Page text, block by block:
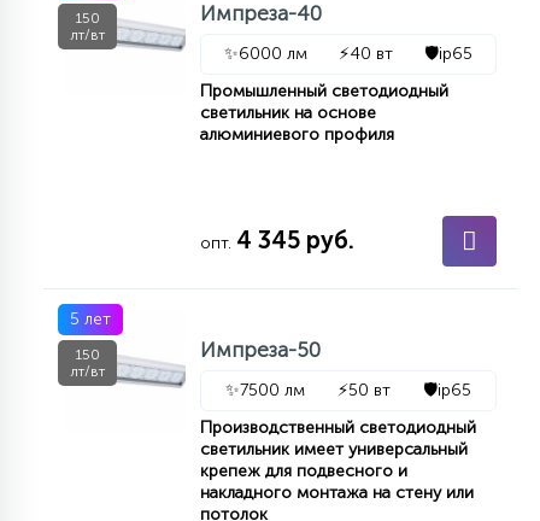
150
лт/вт
Импреза-40
✨6000 лм ⚡40 вт 🛡️ip65
Промышленный светодиодный
светильник на основе
алюминиевого профиля
опт. 4 345 руб.
5 лет
150
лт/вт
Импреза-50
✨7500 лм ⚡50 вт 🛡️ip65
Производственный светодиодный
светильник имеет универсальный
крепеж для подвесного и
накладного монтажа на стену или
потолок